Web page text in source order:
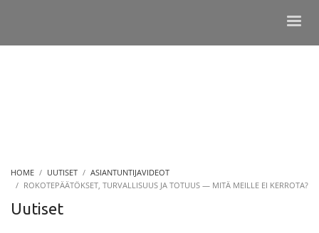
HOME UUTISET
ASIANTUNTIJAVIDEOT
ROKOTEPÄÄTÖKSET, TURVALLISUUS JA TOTUUS — MITÄ MEILLE EI KERROTA?
Uutiset